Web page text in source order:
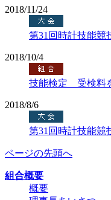
2018/11/24
第31回時計技能
2018/10/4
技能検定 受検料
2018/8/6
第31回時計技能
ページの先頭へ
組合概要
概要